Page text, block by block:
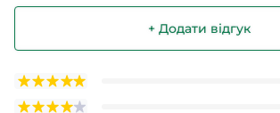
+ Додати відгук